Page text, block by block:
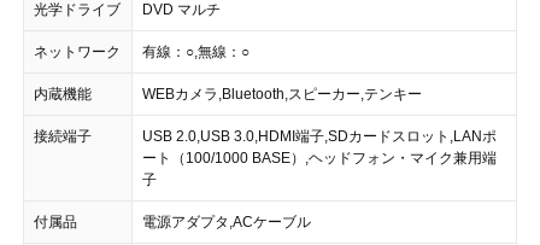
光学ドライブ DVD マルチ
ネットワーク 有線：○,無線：○
内蔵機能 WEBカメラ,Bluetooth,スピーカー,テンキー
接続端子
USB 2.0,USB 3.0,HDMI端子,SDカードスロット,LANポ
ート（100/1000 BASE）,ヘッドフォン・マイク兼用端
子
付属品 電源アダプタ,ACケーブル